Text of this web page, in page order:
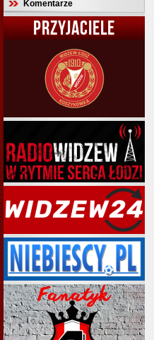
Komentarze
PRZYJACIELE